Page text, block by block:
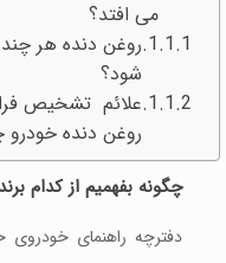
می افتد؟
روغن دنده هر
شود؟
علائم تشخيص
روغن دنده
چگونه بفهمیم از کدام
دفترچه راهنمای